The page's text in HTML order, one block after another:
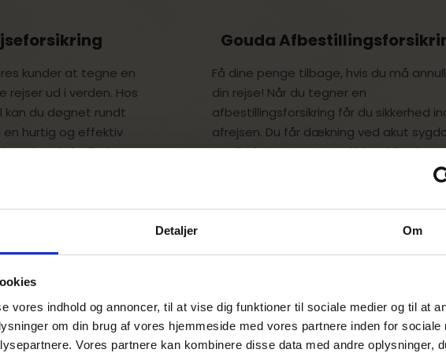
Detaljer Om
vores indhold og annoncer, til at vise dig funktioner til sociale medier og til at
om din brug af vores hjemmeside med vores partnere inden for sociale
Vores partnere kan kombinere disse data med andre oplysninger,
kunder at tegne en
rejser ud i verden. Hos
kan du døgnet rundt
hurtig og effektiv
verden du befinder
rejseforsikring, der
eller du kan
årsrejseforsikring, som
inden for et år.
ved
Gouda
bestil rejseforsikringen
Gouda
Få dine penge tilbage, hvis du må
din rejse! Når du tegner en
afbestillingsforsikring får du sikkerhed
afrejsen. Du får dækning ved akut
op til afrejsen samt ved bl.a. skilsmisse
Læs mere om, hvad enGouda
dækker.
samtidig med bestilling af rejsen*.